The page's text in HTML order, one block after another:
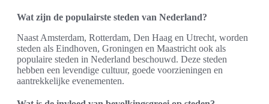
Wat zijn de populairste steden van Nederland?
Naast Amsterdam, Rotterdam, Den Haag en Utrecht, worden
steden als Eindhoven, Groningen en Maastricht ook als
populaire steden in Nederland beschouwd. Deze steden
hebben een levendige cultuur, goede voorzieningen en
aantrekkelijke evenementen.